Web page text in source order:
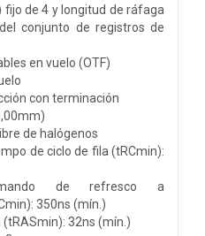
fijo de 4 y longitud de ráfaga
conjunto de registros de
en vuelo (OTF)
con terminación
de halógenos
de ciclo de fila (tRCmin):
de refresco a
350ns (mín.)
32ns (mín.)